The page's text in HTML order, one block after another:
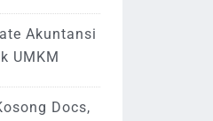
Akuntansi
UMKM
Docs,